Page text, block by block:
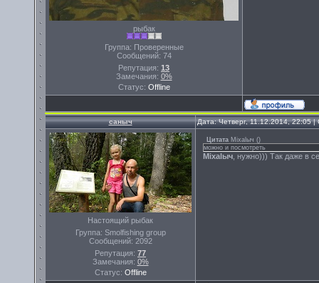
рыбак
Группа: Проверенные
Сообщений: 74
Репутация: 13
Замечания: 0%
Статус: Offline
саныч Дата: Четверг, 11.12.2014, 22:05
Настоящий рыбак
Группа: Smolfishing group
Сообщений: 2092
Репутация: 77
Замечания: 0%
Статус: Offline
Цитата Miхalыч ()
можно и посмотреть
Miхalыч , нужно))) Так даже в